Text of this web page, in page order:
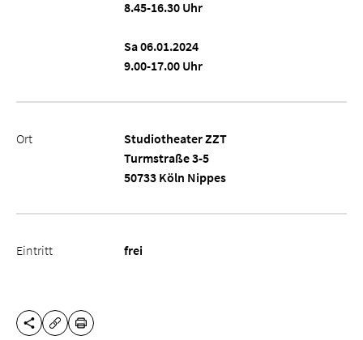
8.45-16.30 Uhr
Sa 06.01.2024
9.00-17.00 Uhr
Ort
Studiotheater ZZT
Turmstraße 3-5
50733 Köln Nippes
Eintritt frei
DIESE SEITE TEILEN
URL KOPIEREN
DRUCKEN